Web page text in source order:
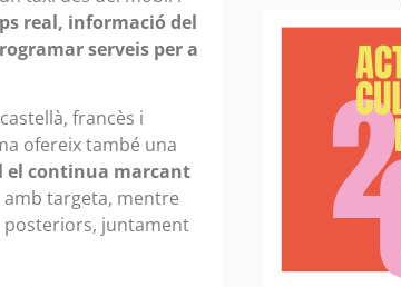
real, informació del
serveis per a
francès i
ofereix també una
el continua marcant
amb targeta, mentre
posteriors, juntament